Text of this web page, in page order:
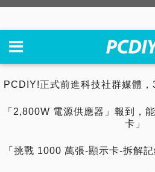
PCDIY!正式前進科技社群媒體，
「2,800W 電源供應器」報到，
卡」
「挑戰 1000 萬張-顯示卡-拆解